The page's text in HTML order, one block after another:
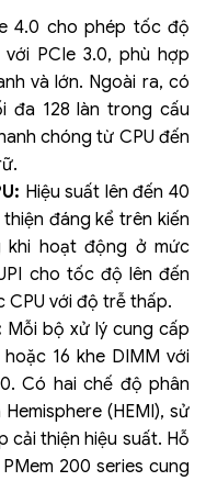
4.0 cho phép tốc độ
PCIe 3.0, phù hợp
và lớn. Ngoài ra, có
đa 128 làn trong cấu
chóng từ CPU đến
Hiệu suất lên đến 40
đáng kể trên kiến
khi hoạt động ở mức
cho tốc độ lên đến
CPU với độ trễ thấp.
Mỗi bộ xử lý cung cấp
16 khe DIMM với
Có hai chế độ phân
(HEMI), sử
cải thiện hiệu suất. Hỗ
200 series cung